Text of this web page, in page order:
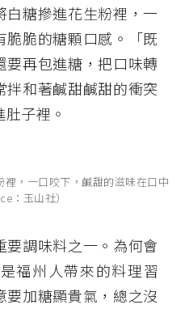
糖摻進花生粉裡，一
脆的糖顆口感。「既
再包進糖，把口味轉
和著鹹甜鹹甜的衝突
子裡。
，一口咬下，鹹甜的滋味在口中
：玉山社）
要調味料之一。為何會
福州人帶來的料理習
加糖顯貴氣，總之沒